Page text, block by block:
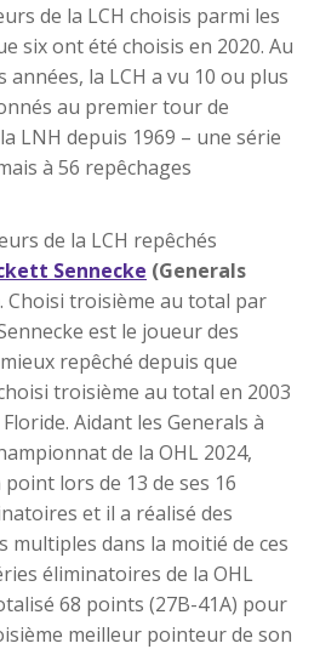
de la LCH choisis parmi les
six ont été choisis en 2020. Au
années, la LCH a vu 10 ou plus
au premier tour de
LNH depuis 1969 – une série
à 56 repêchages
de la LCH repêchés
Sennecke (Generals
. Choisi troisième au total par
est le joueur des
repêché depuis que
troisième au total en 2003
Aidant les Generals à
de la OHL 2024,
lors de 13 de ses 16
et il a réalisé des
multiples dans la moitié de ces
éliminatoires de la OHL
68 points (27B-41A) pour
meilleur pointeur de son